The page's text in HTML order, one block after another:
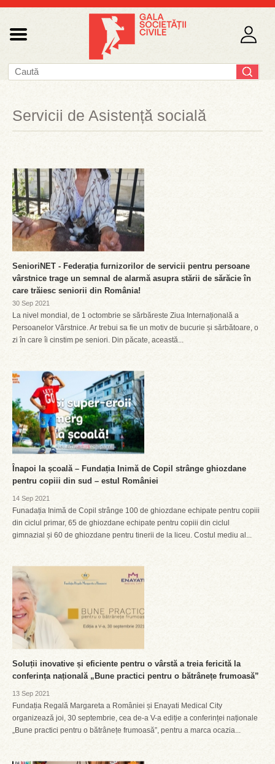
Servicii de Asistență socială
SenioriNET - Federația furnizorilor de servicii pentru persoane
vârstnice trage un semnal de alarmă asupra stării de sărăcie în
care trăiesc seniorii din România!
30 Sep 2021
La nivel mondial, de 1 octombrie se sărbăreste Ziua Internațională a
Persoanelor Vârstnice. Ar trebui sa fie un motiv de bucurie și sărbătoare, o
zi în care îi cinstim pe seniori. Din păcate, această...
Înapoi la școală – Fundația Inimă de Copil strânge ghiozdane
pentru copiii din sud – estul României
14 Sep 2021
Funadația Inimă de Copil strânge 100 de ghiozdane echipate pentru copiii
din ciclul primar, 65 de ghiozdane echipate pentru copiii din ciclul
gimnazial și 60 de ghiozdane pentru tinerii de la liceu. Costul mediu al...
Soluții inovative și eficiente pentru o vârstă a treia fericită la
conferința națională „Bune practici pentru o bătrânețe frumoasă”
13 Sep 2021
Fundația Regală Margareta a României și Enayati Medical City
organizează joi, 30 septembrie, cea de-a V-a ediție a conferinței naționale
„Bune practici pentru o bătrânețe frumoasă”, pentru a marca ocazia...